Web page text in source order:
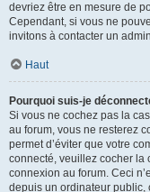
devriez être en mesure de
Cependant, si vous ne
invitons à contacter un
Haut
Pourquoi suis-je
Si vous ne cochez pas la
au forum, vous ne resterez
permet d’éviter que votre
connecté, veuillez cocher la
connexion au forum. Ceci
depuis un ordinateur public,